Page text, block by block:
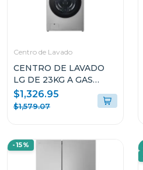
Centro de Lavado
CENTRO DE LAVADO
LG DE 23KG A GAS
COLOR GRIS
WM23VFXS6/DF74VFXS6B
$1,326.95
$1,579.07
-15%